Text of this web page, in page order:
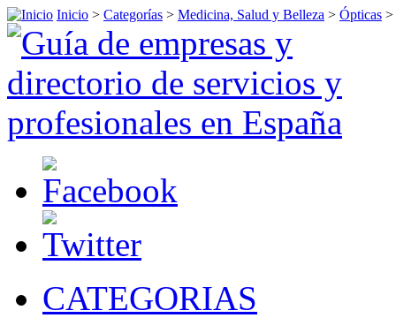
Inicio > Categorías > Medicina, Salud y Belleza > Ópticas >
CATEGORIAS